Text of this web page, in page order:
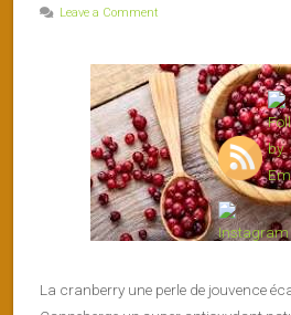
Leave a Comment
La cranberry une perle de jouvence